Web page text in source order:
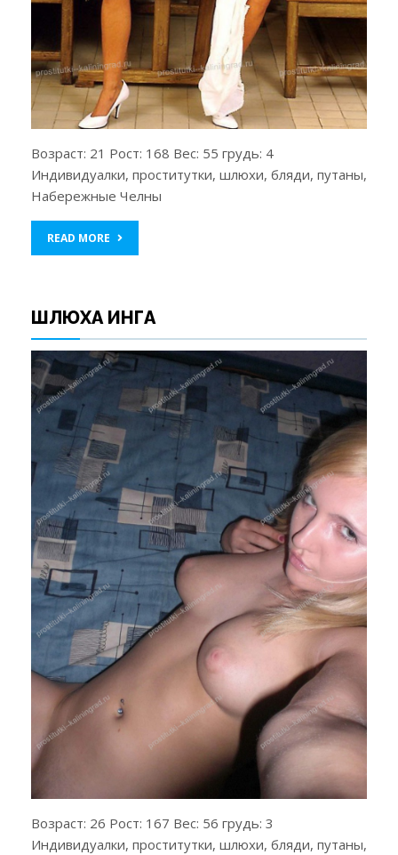
Возраст: 21 Рост: 168 Вес: 55 грудь: 4
Индивидуалки, проститутки, шлюхи, бляди, путаны,
Набережные Челны
READ MORE
ШЛЮХА ИНГА
Возраст: 26 Рост: 167 Вес: 56 грудь: 3
Индивидуалки, проститутки, шлюхи, бляди, путаны,